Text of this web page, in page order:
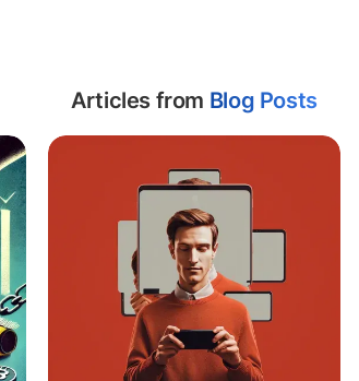
Articles from Blog Posts